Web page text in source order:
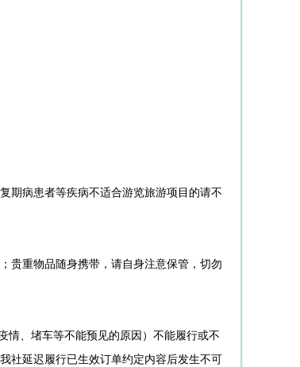
期病患者等疾病不适合游览旅游项目的请不
贵重物品随身携带，请自身注意保管，切勿
情、堵车等不能预见的原因）不能履行或不
社延迟履行已生效订单约定内容后发生不可